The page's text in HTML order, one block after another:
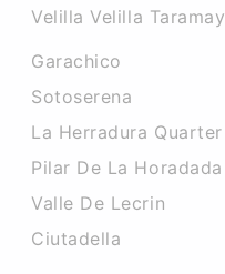
Velilla Velilla Taramay
Garachico
Sotoserena
La Herradura Quarter
Pilar De La Horadada
Valle De Lecrin
Ciutadella